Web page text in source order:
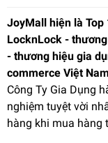
JoyMall hiện là Top
LocknLock -
- thương hiệu gia
commerce Việt
Công Ty Gia Dụng
nghiệm tuyệt vời
hàng khi mua hàng